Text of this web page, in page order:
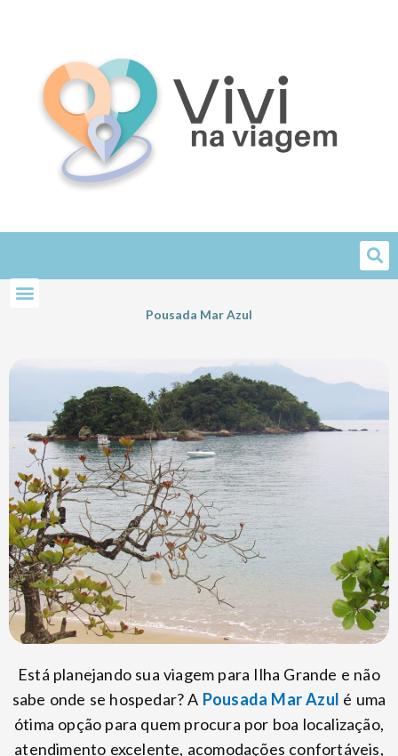
Pousada Mar Azul
Está planejando sua viagem para Ilha Grande e não
sabe onde se hospedar? A Pousada Mar Azul é uma
ótima opção para quem procura por boa localização,
atendimento excelente, acomodações confortáveis,